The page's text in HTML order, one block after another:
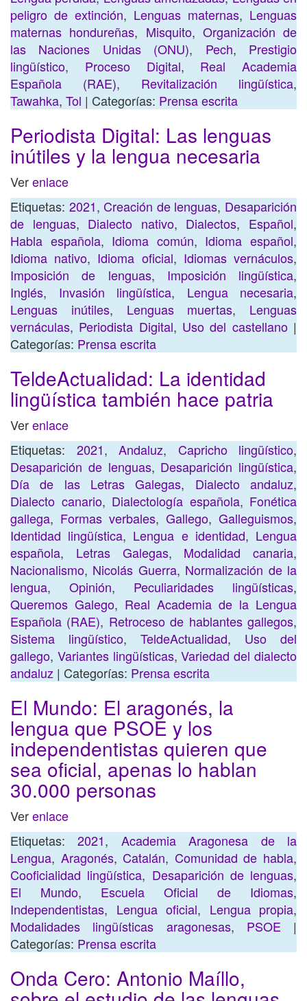
peligro de extinción, Lenguas maternas, Lenguas
maternas hondureñas, Misquito, Organización de
las Naciones Unidas (ONU), Pech, Prestigio
lingüístico, Proceso Digital, Real Academia
Española (RAE), Revitalización lingüística,
Tawahka, Tol | Categorías: Prensa escrita
Periodista Digital: Las lenguas
inútiles y la lengua necesaria
Verenlace
Etiquetas: 2021,Creación de lenguas, Desaparición
de lenguas, Dialecto nativo, Dialectos, Español,
Habla española, Idioma común, Idioma español,
Idioma nativo, Idioma oficial, Idiomas vernáculos,
Imposición de lenguas, Imposición lingüística,
Inglés, Invasión lingüística, Lengua necesaria,
Lenguas inútiles, Lenguas muertas, Lenguas
vernáculas, Periodista Digital, Uso del castellano|
Categorías: Prensa escrita
TeldeActualidad: La identidad
lingüística también hace patria
Verenlace
Etiquetas: 2021, Andaluz, Capricho lingüístico,
Desaparición de lenguas, Desaparición lingüística,
Día de las Letras Galegas, Dialecto andaluz,
Dialecto canario, Dialectología española, Fonética
gallega, Formas verbales, Gallego, Galleguismos,
Identidad lingüística, Lengua e identidad, Lengua
española, Letras Galegas, Modalidad canaria,
Nacionalismo, Nicolás Guerra, Normalización de la
lengua, Opinión, Peculiaridades lingüísticas,
Queremos Galego, Real Academia de la Lengua
Española (RAE), Retroceso de hablantes gallegos,
Sistema lingüístico, TeldeActualidad, Uso del
gallego, Variantes lingüísticas,Variedad del dialecto
andaluz | Categorías: Prensa escrita
El Mundo: El aragonés, la
lengua que PSOE y los
independentistas quieren que
sea oficial, apenas lo hablan
30.000 personas
Verenlace
Etiquetas:2021, Academia Aragonesa de la
Lengua, Aragonés,Catalán, Comunidad de habla,
Cooficialidad lingüística, Desaparición de lenguas,
El Mundo, Escuela Oficial de Idiomas,
Independentistas, Lengua oficial, Lengua propia,
Modalidades lingüísticas aragonesas, PSOE |
Categorías: Prensa escrita
Onda Cero: Antonio Maíllo,